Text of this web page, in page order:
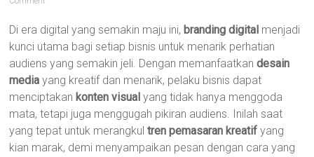
Di era digital yang semakin maju ini, branding digital menjadi
kunci utama bagi setiap bisnis untuk menarik perhatian
audiens yang semakin jeli. Dengan memanfaatkandesain
media yang kreatif dan menarik, pelaku bisnis dapat
menciptakan konten visual yang tidak hanya menggoda
mata, tetapi juga menggugah pikiran audiens. Inilah saat
yang tepat untuk merangkultren pemasaran kreatif yang
kian marak, demi menyampaikan pesan dengan cara yang